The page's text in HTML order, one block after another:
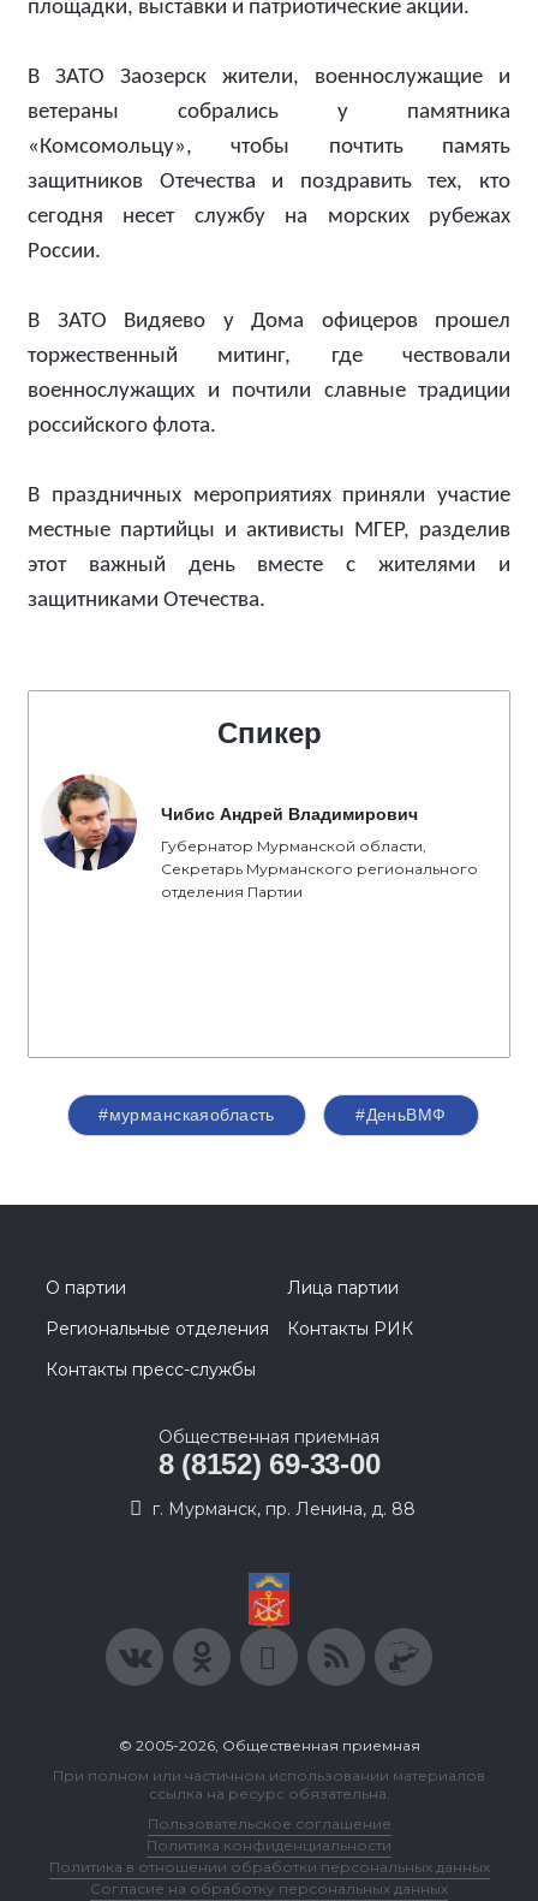
площадки, выставки и патриотические акции.
В ЗАТО Заозерск жители, военнослужащие и
ветераны собрались у памятника
«Комсомольцу», чтобы почтить память
защитников Отечества и поздравить тех, кто
сегодня несет службу на морских рубежах
России.
В ЗАТО Видяево у Дома офицеров прошел
торжественный митинг, где чествовали
военнослужащих и почтили славные традиции
российского флота.
В праздничных мероприятиях приняли участие
местные партийцы и активисты МГЕР, разделив
этот важный день вместе с жителями и
защитниками Отечества.
Спикер
Чибис Андрей Владимирович
Губернатор Мурманской области,
Секретарь Мурманского регионального
отделения Партии
#мурманскаяобласть #ДеньВМФ
О партии
Лица партии
Региональные отделения
Контакты РИК
Контакты пресс-службы
Общественная приемная
8 (8152) 69-33-00
г. Мурманск, пр. Ленина, д. 88
© 2005-2026, Общественная приемная
При полном или частичном использовании материалов
ссылка на ресурс обязательна.
Пользовательское соглашение
Политика конфиденциальности
Политика в отношении обработки персональных данных
Согласие на обработку персональных данных